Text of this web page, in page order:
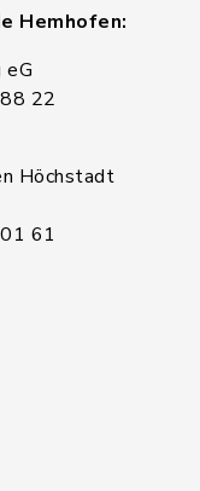
Hemhofen:
22
Höchstadt
61